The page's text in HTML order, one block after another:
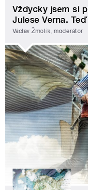
Vždycky jsem si
Julese Verna.
Václav Žmolík, moderátor